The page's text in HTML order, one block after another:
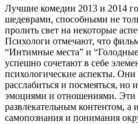
Лучшие комедии 2013 и 2014
шедеврами, способными не
пролить свет на некоторые
Психологи отмечают, что
“Интимные места” и
успешно сочетают в себе
психологические аспекты. Они
расслабиться и посмеяться, но
эмоциями и отношениями. Эти
развлекательным контентом, а
самопознания и понимания